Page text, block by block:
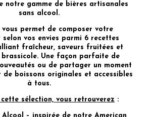
notre gamme de bières artisanales
sans alcool.
permet de composer votre
selon vos envies parmi 6 recettes
fraîcheur, saveurs fruitées et
Une façon parfaite de
ou de partager un moment
de boissons originales et accessibles
à tous.
sélection, vous retrouverez :